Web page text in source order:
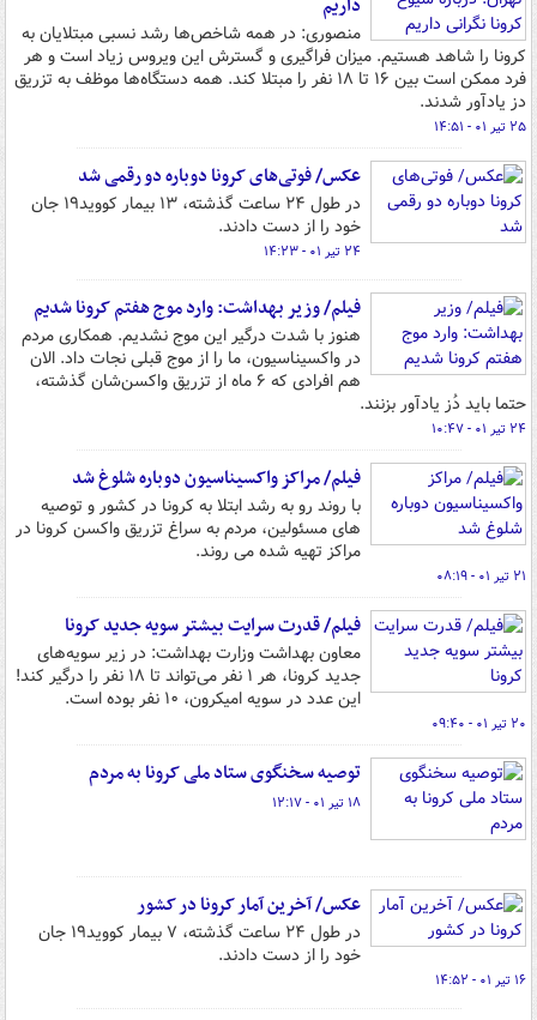
منصوری: در همه شاخص‌ها رشد نسبی مبتلایان به
کرونا را شاهد هستیم. میزان فراگیری و گسترش این ویروس زیاد است و هر
فرد ممکن است بین ۱۶ تا ۱۸ نفر را مبتلا کند. همه دستگاه‌ها موظف به تزریق
دز یادآور شدند.
۲۵ تیر ۰۱ - ۱۴:۵۱
عکس/ فوتی‌های کرونا دوباره دو رقمی شد
در طول ۲۴ ساعت گذشته، ۱۳ بیمار کووید۱۹ جان
خود را از دست دادند.
۲۴ تیر ۰۱ - ۱۴:۲۳
فیلم/ وزیر بهداشت: وارد موج هفتم کرونا شدیم
هنوز با شدت درگیر این موج نشدیم. همکاری مردم
در واکسیناسیون، ما را از موج قبلی نجات داد. الان
هم افرادی که ۶ ماه از تزریق واکسن‌شان گذشته،
حتما باید دُز یادآور بزنند.
۲۴ تیر ۰۱ - ۱۰:۴۷
فیلم/ مراکز واکسیناسیون دوباره شلوغ شد
با روند رو به رشد ابتلا به کرونا در کشور و توصیه
های مسئولین، مردم به سراغ تزریق واکسن کرونا در
مراکز تهیه شده می روند.
۲۱ تیر ۰۱ - ۰۸:۱۹
فیلم/ قدرت سرایت بیشتر سویه جدید کرونا
معاون بهداشت وزارت بهداشت: در زیر سویه‌های
جدید کرونا، هر ۱ نفر می‌تواند تا ۱۸ نفر را درگیر کند!
این عدد در سویه امیکرون، ۱۰ نفر بوده است.
۲۰ تیر ۰۱ - ۰۹:۴۰
توصیه سخنگوی ستاد ملی کرونا به مردم
۱۸ تیر ۰۱ - ۱۲:۱۷
عکس/ آخرین آمار کرونا در کشور
در طول ۲۴ ساعت گذشته، ۷ بیمار کووید۱۹ جان
خود را از دست دادند.
۱۶ تیر ۰۱ - ۱۴:۵۲